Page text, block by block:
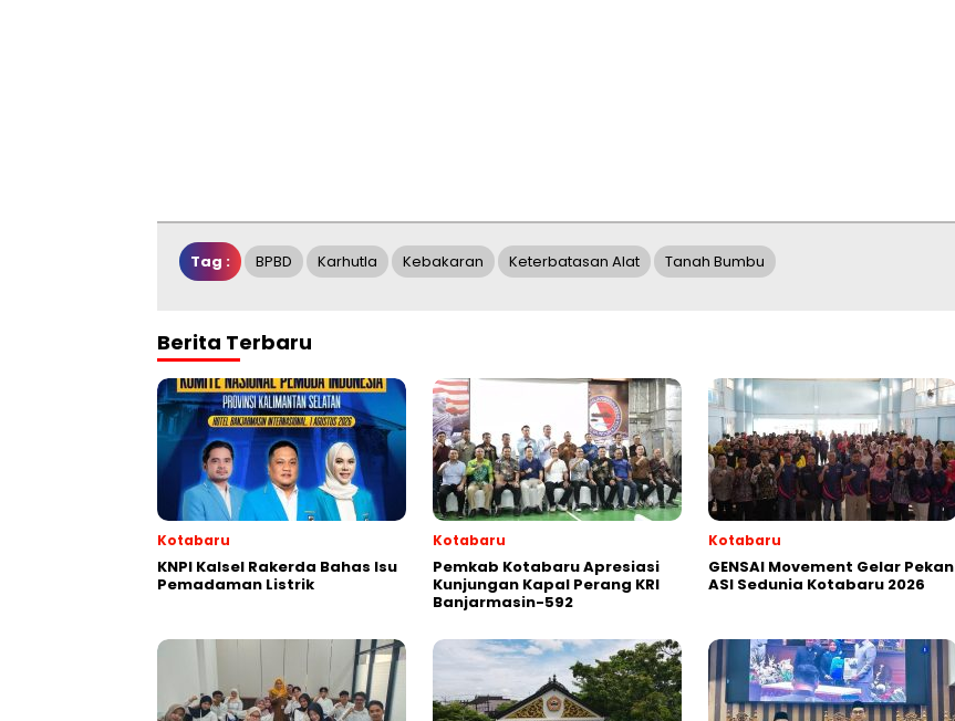
Tag : BPBD Karhutla Kebakaran Keterbatasan Alat Tanah Bumbu
Berita Terbaru
Kotabaru
KNPI Kalsel Rakerda Bahas Isu
Pemadaman Listrik
Kotabaru
Pemkab Kotabaru Apresiasi
Kunjungan Kapal Perang KRI
Banjarmasin-592
Kotabaru
GENSAI Movement Gelar Pekan
ASI Sedunia Kotabaru 2026